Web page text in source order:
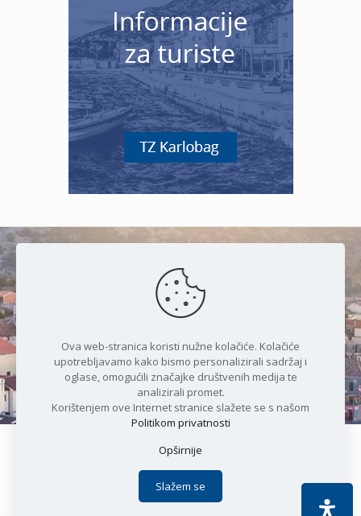
Čudesan spoj kristalnog mora i
prirode
Copyright © 2021 Općina Karlobag | Sva prava pridržana |
Politika privatnosti
Apoc IT
Ova web-stranica koristi nužne kolačiće. Kolačiće
upotrebljavamo kako bismo personalizirali sadržaj i
oglase, omogućili značajke društvenih medija te
analizirali promet.
Korištenjem ove Internet stranice slažete se s našom
Politikom privatnosti
Opširnije
Slažem se